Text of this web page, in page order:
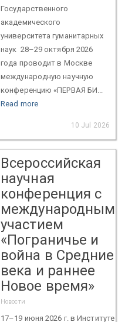
Государственного
академического
университета гуманитарных
наук 28–29 октября 2026
года проводит в Москве
международную научную
конференцию «ПЕРВАЯ БИ...
Read more
10 Jul 2026
Всероссийская
научная
конференция с
международным
участием
«Пограничье и
война в Средние
века и раннее
Новое время»
Новости
17–19 июня 2026 г. в Институте